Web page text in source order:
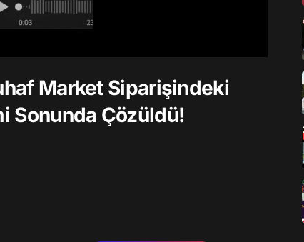
Market Siparişindeki
Sonunda Çözüldü!